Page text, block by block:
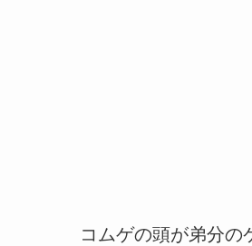
コムゲの頭が弟分の